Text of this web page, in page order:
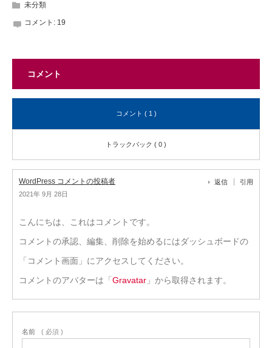
未分類
コメント: 19
コメント
コメント ( 1 )
トラックバック ( 0 )
WordPress コメントの投稿者
2021年 9月 28日
返信 引用
こんにちは、これはコメントです。
コメントの承認、編集、削除を始めるにはダッシュボードの
「コメント画面」にアクセスしてください。
コメントのアバターは「 Gravatar 」から取得されます。
名前 ( 必須 )